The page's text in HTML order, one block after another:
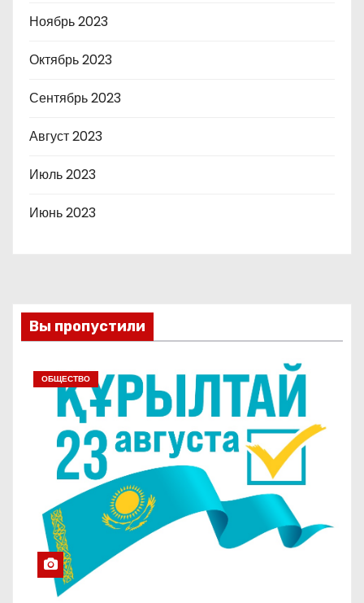
Ноябрь 2023
Октябрь 2023
Сентябрь 2023
Август 2023
Июль 2023
Июнь 2023
Вы пропустили
ОБЩЕСТВО